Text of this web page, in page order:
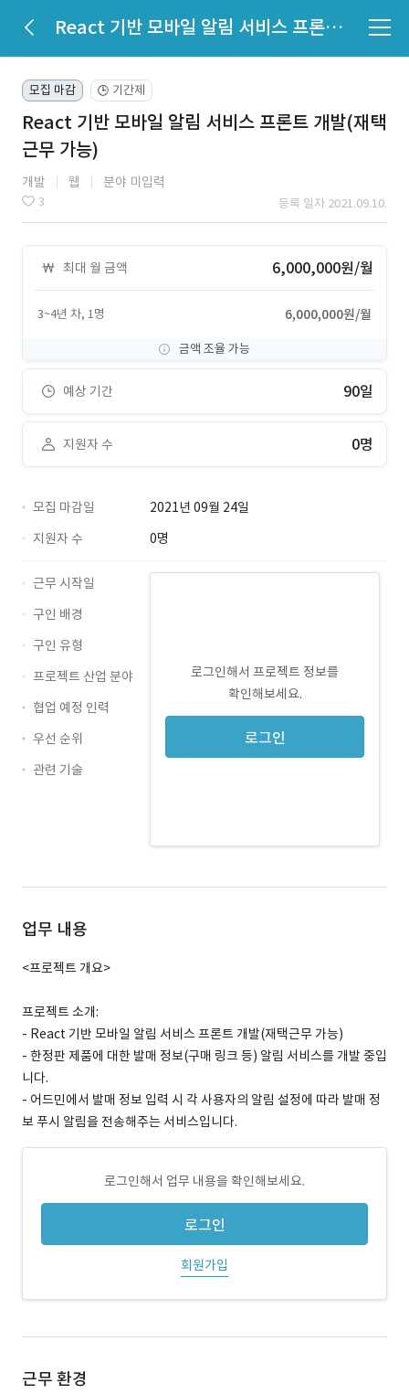
React 기반 모바일 알림 서비스 프론트 개발(재택근무 가능)
모집 마감 🕒 기간제
React 기반 모바일 알림 서비스 프론트 개발(재택
근무 가능)
개발 웹 분야 미입력
3 등록 일자 2021.09.10.
최대 월 금액 6,000,000원/월
3~4년 차, 1명 6,000,000원/월
금액 조율 가능
예상 기간 90일
지원자 수 0명
모집 마감일
2021년 09월 24일
지원자 수
0명
로그인해서 프로젝트 정보를
확인해보세요.
로그인
근무 시작일
구인 배경
구인 유형
프로젝트 산업 분야
협업 예정 인력
우선 순위
관련 기술
업무 내용
<프로젝트 개요>
프로젝트 소개:
- React 기반 모바일 알림 서비스 프론트 개발(재택근무 가능)
- 한정판 제품에 대한 발매 정보(구매 링크 등) 알림 서비스를 개발 중입
니다.
- 어드민에서 발매 정보 입력 시 각 사용자의 알림 설정에 따라 발매 정
보 푸시 알림을 전송해주는 서비스입니다.
로그인해서 업무 내용을 확인해보세요.
로그인
회원가입
근무 환경